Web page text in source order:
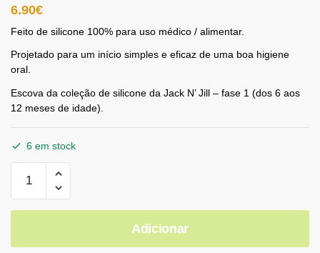
6.90€
Feito de silicone 100% para uso médico / alimentar.
Projetado para um início simples e eficaz de uma boa higiene
oral.
Escova da coleção de silicone da Jack N’ Jill – fase 1 (dos 6 aos
12 meses de idade).
6 em stock
Adicionar